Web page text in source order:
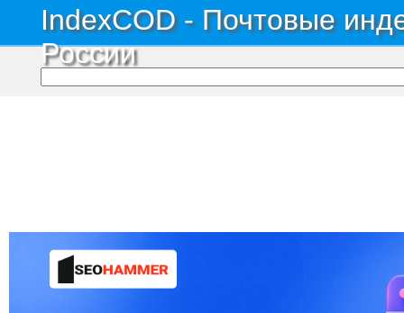
IndexCOD - Почтовые
России